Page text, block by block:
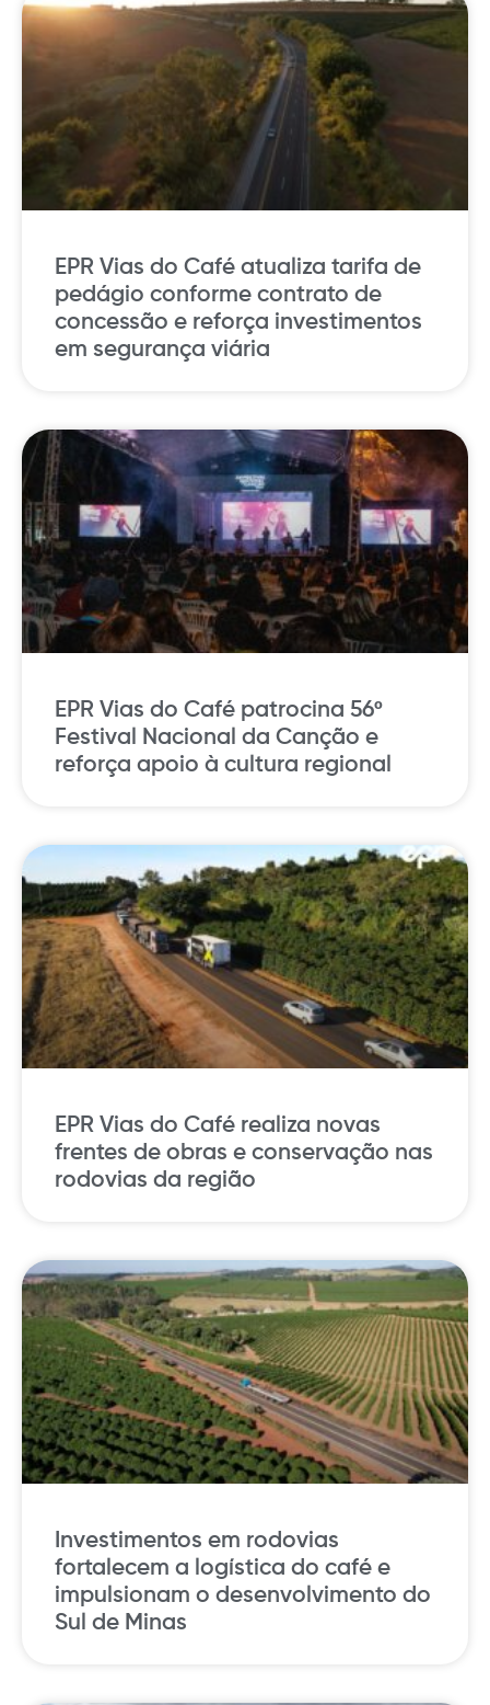
EPR Vias do Café atualiza tarifa de
pedágio conforme contrato de
concessão e reforça investimentos
em segurança viária
EPR Vias do Café patrocina 56º
Festival Nacional da Canção e
reforça apoio à cultura regional
EPR Vias do Café realiza novas
frentes de obras e conservação nas
rodovias da região
Investimentos em rodovias
fortalecem a logística do café e
impulsionam o desenvolvimento do
Sul de Minas